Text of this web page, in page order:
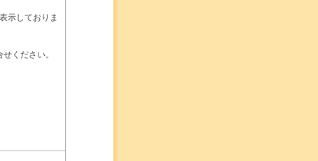
示しておりま
ください。